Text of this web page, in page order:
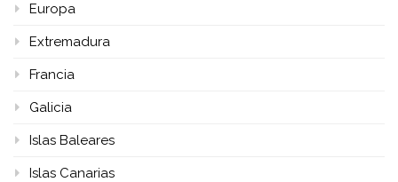
Europa
Extremadura
Francia
Galicia
Islas Baleares
Islas Canarias